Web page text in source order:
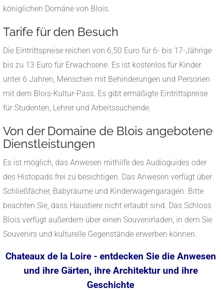
königlichen Domäne von Blois.
Tarife für den Besuch
Die Eintrittspreise reichen von 6,50 Euro für 6- bis 17-Jährige
bis zu 13 Euro für Erwachsene. Es ist kostenlos für Kinder
unter 6 Jahren, Menschen mit Behinderungen und Personen
mit dem Blois-Kultur-Pass. Es gibt ermäßigte Eintrittspreise
für Studenten, Lehrer und Arbeitssuchende.
Von der Domaine de Blois angebotene
Dienstleistungen
Es ist möglich, das Anwesen mithilfe des Audioguides oder
des Histopads frei zu besichtigen. Das Anwesen verfügt über
Schließfächer, Babyräume und Kinderwagengaragen. Bitte
beachten Sie, dass Haustiere nicht erlaubt sind. Das Schloss
Blois verfügt außerdem über einen Souvenirladen, in dem Sie
Souvenirs und kulturelle Gegenstände erwerben können.
Chateaux de la Loire - entdecken Sie die Anwesen
und ihre Gärten, ihre Architektur und ihre
Geschichte